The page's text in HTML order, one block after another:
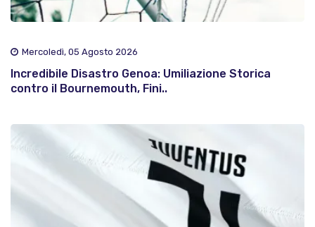
Mercoledì, 05 Agosto 2026
Incredibile Disastro Genoa: Umiliazione Storica
contro il Bournemouth, Fini..